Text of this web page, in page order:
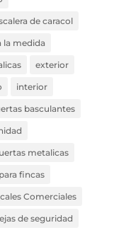
de caracol
la medida
exterior
interior
basculantes
metalicas
fincas
Comerciales
de seguridad